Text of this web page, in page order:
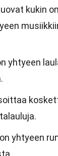
kukin
yhtyeen
yhtyeen